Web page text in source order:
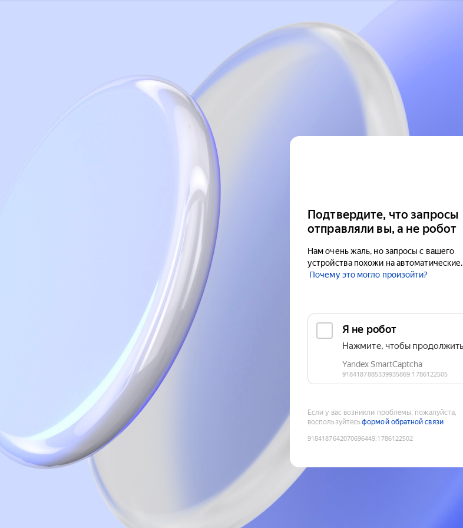
Подтвердите, что запросы
отправляли вы, а не робот
Нам очень жаль, но запросы с вашего
устройства похожи на автоматические.
Почему это могло произойти?
Если у вас возникли проблемы, пожалуйста,
воспользуйтесьформой обратной связи
9184187642070696449:1786122502